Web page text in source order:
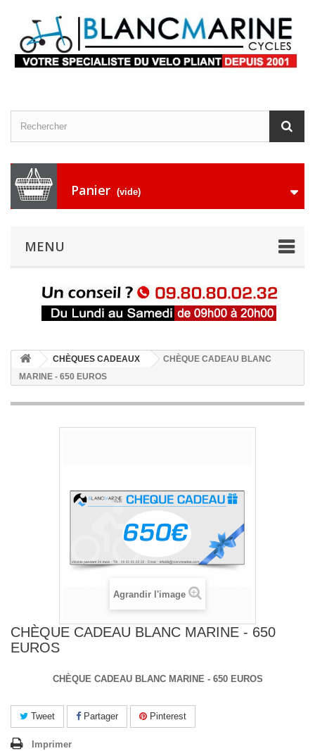
Panier (vide)
MENU
CHÈQUES CADEAUX
CHÈQUE CADEAU BLANC
MARINE - 650 EUROS
Agrandir l'image
CHÈQUE CADEAU BLANC MARINE - 650
EUROS
CHÈQUE CADEAU BLANC MARINE - 650 EUROS
Tweet Partager Pinterest
Imprimer